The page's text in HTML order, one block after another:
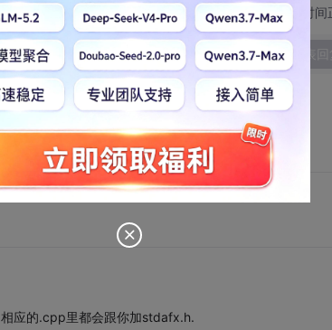
切换为时间
应的.cpp里都会跟你加stdafx.h.